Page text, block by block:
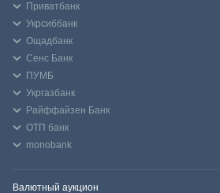
Приватбанк
Укрсиббанк
Ощадбанк
Сенс Банк
ПУМБ
Укргазбанк
Райффайзен Банк
ОТП банк
monobank
Валютный аукцион